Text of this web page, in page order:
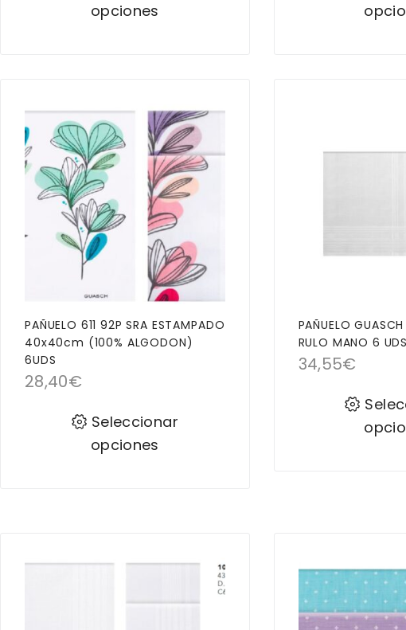
opciones
PAÑUELO 611 92P SRA ESTAMPADO
40x40cm (100% ALGODON)
6UDS
28,40€
Seleccionar
opciones
PAÑUELO
RULO MANO 6 UDS
34,55€